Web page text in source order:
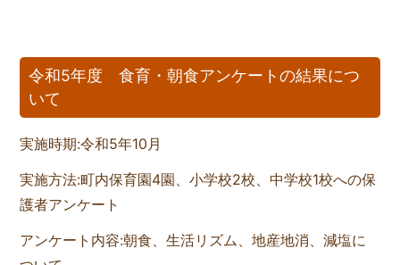
令和5年度 食育・朝食アンケートの結果につ
いて
実施時期:令和5年10月
実施方法:町内保育園4園、小学校2校、中学校1校への保
護者アンケート
アンケート内容:朝食、生活リズム、地産地消、減塩に